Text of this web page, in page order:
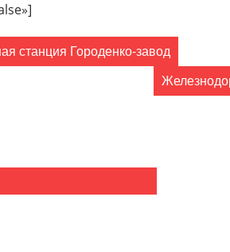
станция Городенко-завод